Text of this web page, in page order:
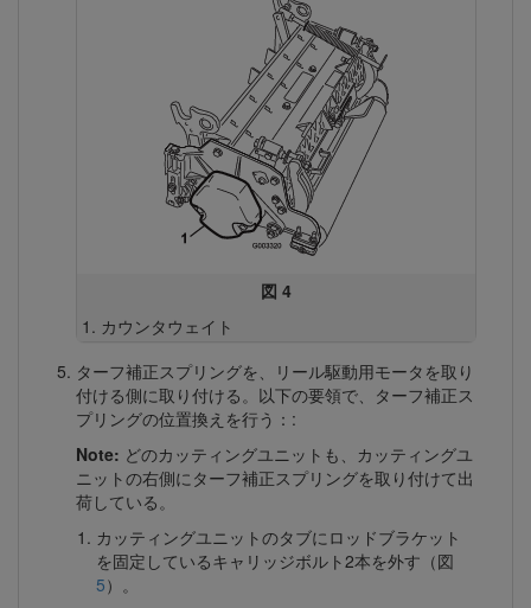
図 4
カウンタウェイト
ターフ補正スプリングを、リール駆動用モータを取り
付ける側に取り付ける。以下の要領で、ターフ補正ス
プリングの位置換えを行う：:
Note: どのカッティングユニットも、カッティングユ
ニットの右側にターフ補正スプリングを取り付けて出
荷している。
カッティングユニットのタブにロッドブラケット
を固定しているキャリッジボルト2本を外す（図
5）。